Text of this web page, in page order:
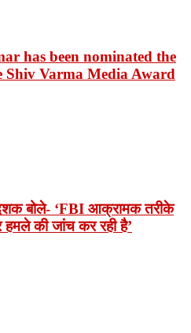
has been nominated the
Varma Media Award
बोले- ‘FBI आक्रामक तरीके
हमले की जांच कर रही है’